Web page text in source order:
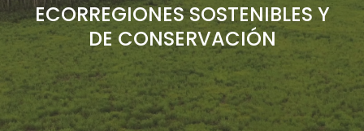
ECORREGIONES SOSTENIBLES Y
DE CONSERVACIÓN